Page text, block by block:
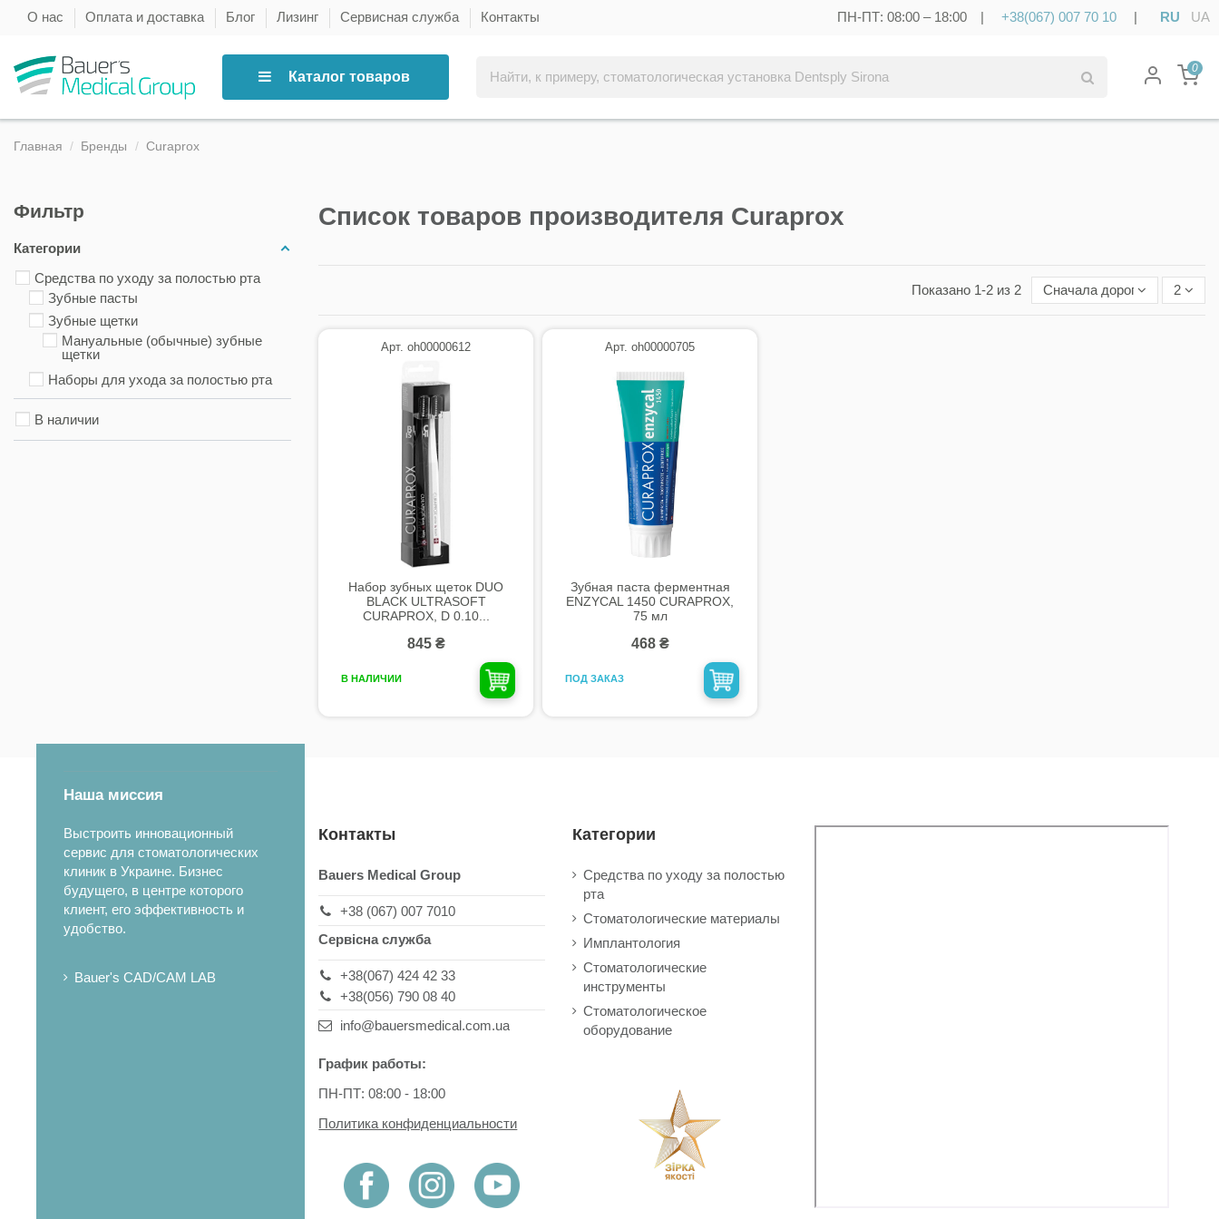
О нас Оплата и доставка Блог Лизинг Сервисная служба Контакты ПН-ПТ: 08:00 – 18:00 | +38(067) 007 70 10 | RU UA
Каталог товаров
0
Главная Бренды Curaprox
Фильтр
Категории
Средства по уходу за полостью рта
Зубные пасты
Зубные щетки
Мануальные (обычные) зубные
щетки
Наборы для ухода за полостью рта
В наличии
Список товаров производителя Curaprox
Показано 1-2 из 2 Сначала дорогие 2
Арт. oh00000612
Набор зубных щеток DUO
BLACK ULTRASOFT
CURAPROX, D 0.10...
845 ₴
В НАЛИЧИИ
Арт. oh00000705
Зубная паста ферментная
ENZYCAL 1450 CURAPROX,
75 мл
468 ₴
ПОД ЗАКАЗ
Наша миссия
Выстроить инновационный
сервис для стоматологических
клиник в Украине. Бизнес
будущего, в центре которого
клиент, его эффективность и
удобство.
Bauer's CAD/CAM LAB
Контакты
Bauers Medical Group
+38 (067) 007 7010
Сервісна служба
+38(067) 424 42 33
+38(056) 790 08 40
info@bauersmedical.com.ua
График работы:
ПН-ПТ: 08:00 - 18:00
Политика конфиденциальности
Категории
Средства по уходу за полостью
рта
Стоматологические материалы
Имплантология
Стоматологические
инструменты
Стоматологическое
оборудование